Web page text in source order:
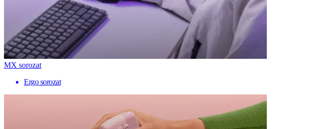
MX sorozat
Ergo sorozat